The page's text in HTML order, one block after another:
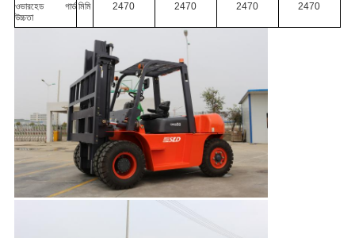
ওভারহেড গার্ড
উচ্চতা
মিমি 2470 2470 2470 2470